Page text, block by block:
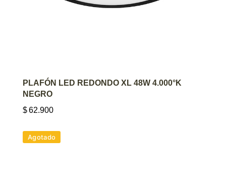
AGREGAR AL CARRITO
PLAFÓN LED REDONDO XL 48W 4.000°K
NEGRO
$62.900
Agotado